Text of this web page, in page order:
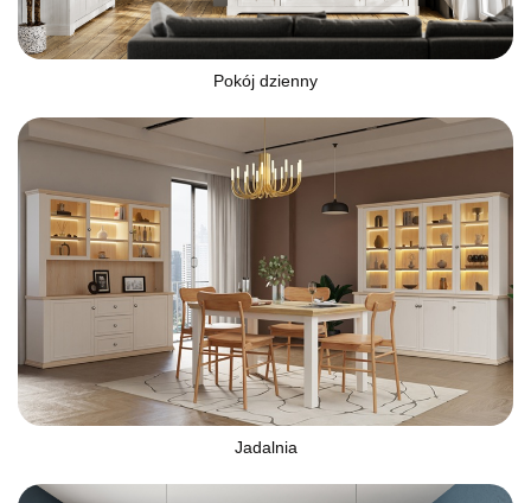
Pokój dzienny
Jadalnia